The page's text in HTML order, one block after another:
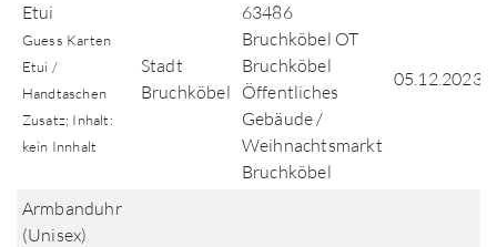
Etui
Guess Karten
Etui /
Handtaschen
Zusatz; Inhalt:
kein Innhalt
Stadt
Bruchköbel
63486
Bruchköbel OT
Bruchköbel
Öffentliches
Gebäude /
Weihnachtsmarkt
Bruchköbel
05.12.2023
Armbanduhr
(Unisex)